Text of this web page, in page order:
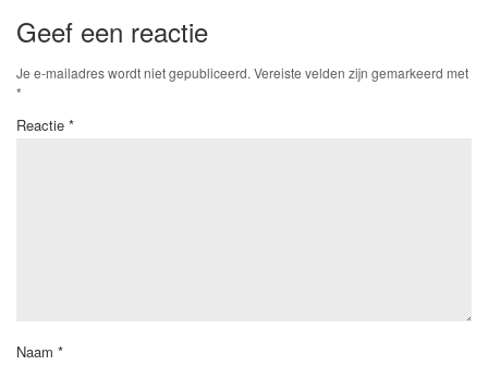
Geef een reactie
Je e-mailadres wordt niet gepubliceerd. Vereiste velden zijn gemarkeerd met
*
Reactie *
Naam *